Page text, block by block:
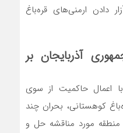
دادن ارمنی‌های قره‌باغ
آذربایجان بر
اعمال حاکمیت از سوی
کوهستانی، بحران چند
منطقه مورد مناقشه حل و